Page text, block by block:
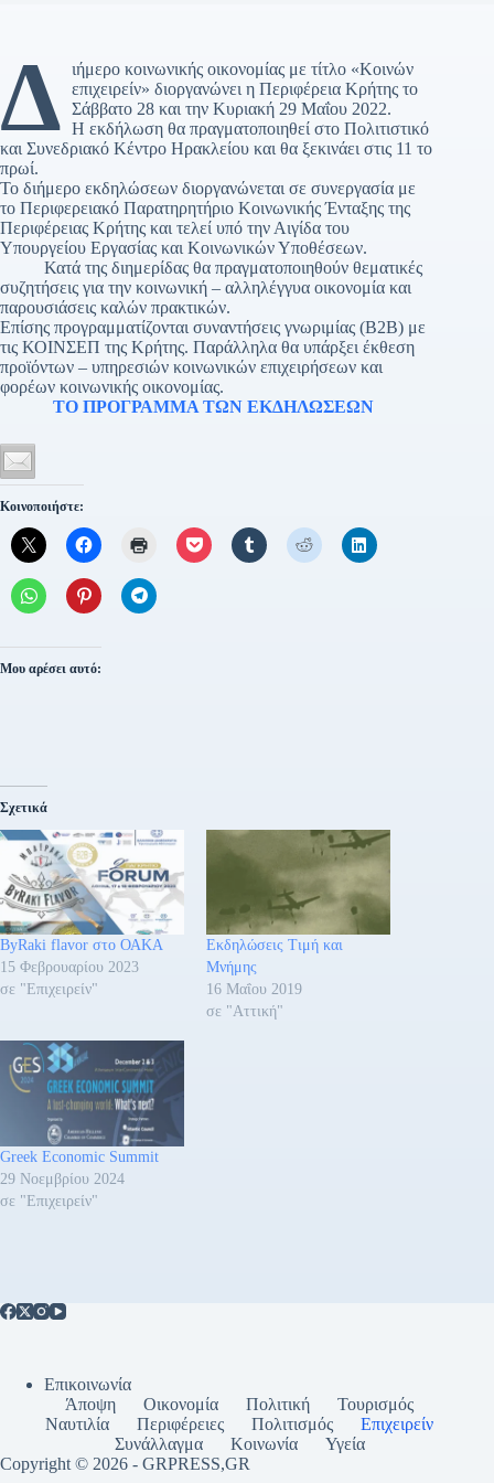
Δ ιήμερο κοινωνικής οικονομίας με τίτλο «Κοινών
επιχειρείν» διοργανώνει η Περιφέρεια Κρήτης το
Σάββατο 28 και την Κυριακή 29 Μαΐου 2022.
Η εκδήλωση θα πραγματοποιηθεί στο Πολιτιστικό
και Συνεδριακό Κέντρο Ηρακλείου και θα ξεκινάει στις 11 το
πρωί.
Το διήμερο εκδηλώσεων διοργανώνεται σε συνεργασία με
το Περιφερειακό Παρατηρητήριο Κοινωνικής Ένταξης της
Περιφέρειας Κρήτης και τελεί υπό την Αιγίδα του
Υπουργείου Εργασίας και Κοινωνικών Υποθέσεων.
Κατά της διημερίδας θα πραγματοποιηθούν θεματικές
συζητήσεις για την κοινωνική – αλληλέγγυα οικονομία και
παρουσιάσεις καλών πρακτικών.
Επίσης προγραμματίζονται συναντήσεις γνωριμίας (B2B) με
τις ΚΟΙΝΣΕΠ της Κρήτης. Παράλληλα θα υπάρξει έκθεση
προϊόντων – υπηρεσιών κοινωνικών επιχειρήσεων και
φορέων κοινωνικής οικονομίας.
ΤΟ ΠΡΟΓΡΑΜΜΑ ΤΩΝ ΕΚΔΗΛΩΣΕΩΝ
Κοινοποιήστε:
Μου αρέσει αυτό:
Σχετικά
ByRaki flavor στο ΟΑΚΑ
15 Φεβρουαρίου 2023
σε "Επιχειρείν"
Εκδηλώσεις Τιμή και
Μνήμης
16 Μαΐου 2019
σε "Αττική"
Greek Economic Summit
29 Νοεμβρίου 2024
σε "Επιχειρείν"
Επικοινωνία
Άποψη
Οικονομία Πολιτική
Τουρισμός
Ναυτιλία
Περιφέρειες Πολιτισμός
Επιχειρείν
Συνάλλαγμα
Κοινωνία
Υγεία
Copyright © 2026 - GRPRESS,GR